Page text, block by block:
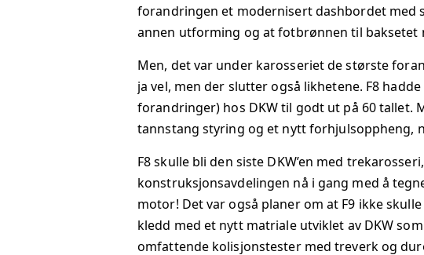
DKW F9 1940
forandringen et modernisert dashbordet med
annen utforming og at fotbrønnen til baksetet
Men, det var under karosseriet de største
ja vel, men der slutter også likhetene. F8
forandringer) hos DKW til godt ut på 60 tallet.
tannstang styring og et nytt forhjulsoppheng,
F8 skulle bli den siste DKW’en med
konstruksjonsavdelingen nå i gang med å
motor! Det var også planer om at F9 ikke
kledd med et nytt matriale utviklet av DKW
omfattende kolisjonstester med treverk og